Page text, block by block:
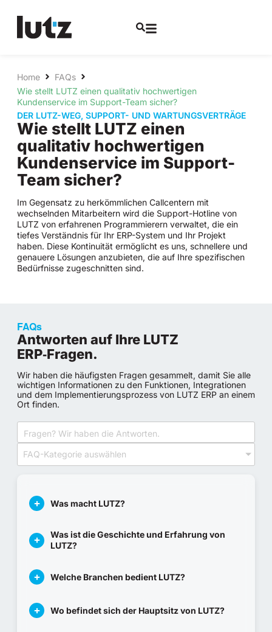
Home
FAQs
Wie stellt LUTZ einen qualitativ hochwertigen
Kundenservice im Support-Team sicher?
DER LUTZ-WEG, SUPPORT- UND WARTUNGSVERTRÄGE
Wie stellt LUTZ einen
qualitativ hochwertigen
Kundenservice im Support-
Team sicher?
Im Gegensatz zu herkömmlichen Callcentern mit
wechselnden Mitarbeitern wird die Support-Hotline von
LUTZ von erfahrenen Programmierern verwaltet, die ein
tiefes Verständnis für Ihr ERP-System und Ihr Projekt
haben. Diese Kontinuität ermöglicht es uns, schnellere und
genauere Lösungen anzubieten, die auf Ihre spezifischen
Bedürfnisse zugeschnitten sind.
FAQs
Antworten auf Ihre LUTZ
ERP‑Fragen.
Wir haben die häufigsten Fragen gesammelt, damit Sie alle
wichtigen Informationen zu den Funktionen, Integrationen
und dem Implementierungsprozess von LUTZ ERP an einem
Ort finden.
FAQ-Kategorie auswählen
Was macht LUTZ?
Was ist die Geschichte und Erfahrung von
LUTZ?
Welche Branchen bedient LUTZ?
Wo befindet sich der Hauptsitz von LUTZ?